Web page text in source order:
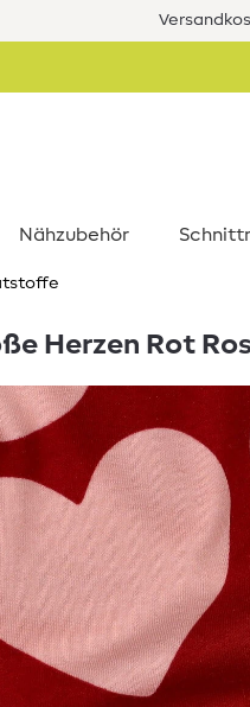
Nähzubehör
Herzen Rot